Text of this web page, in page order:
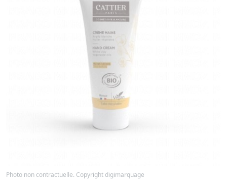
Photo non contractuelle. Copyright digimarquage